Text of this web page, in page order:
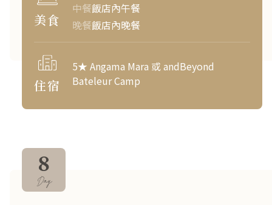
美食
中餐飯店內午餐
晚餐飯店內晚餐
住宿
5★ Angama Mara 或 andBeyond
Bateleur Camp
8
Day